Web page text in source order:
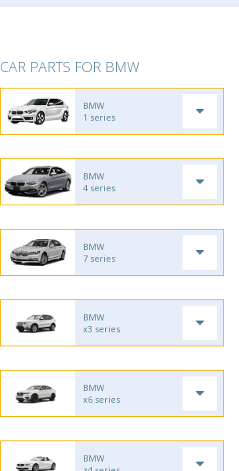
CAR PARTS FOR BMW
BMW
1 series
BMW
4 series
BMW
7 series
BMW
x3 series
BMW
x6 series
BMW